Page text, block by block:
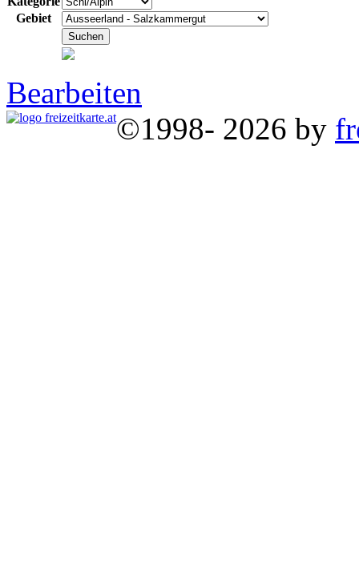
Gebiet
Bearbeiten
©1998- 2026 by